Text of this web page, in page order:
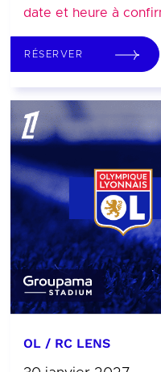
date et heure à
RÉSERVER
OL / RC LENS